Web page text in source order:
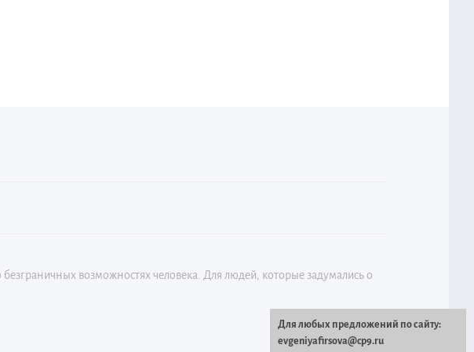
возможностях человека. Для людей, которые задумались о
Для любых предложений по сайту:
evgeniyafirsova@cp9.ru